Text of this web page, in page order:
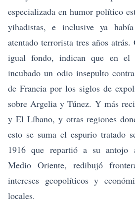
especializada en humor político
yihadistas, e inclusive ya
atentado terrorista tres años
igual fondo, indican que en el
incubado un odio insepulto
de Francia por los siglos de
sobre Argelia y Túnez. Y más
y El Líbano, y otras regiones
esto se suma el espurio tratado
1916 que repartió a su antojo
Medio Oriente, redibujó
intereses geopolíticos y
locales.